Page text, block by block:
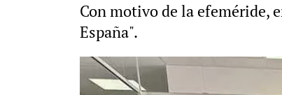
Con motivo de la efeméride,
España".